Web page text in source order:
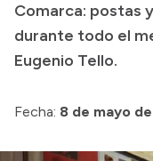
Consulta de
Consulta de pago
Convocatorias
Comarca: postas
durante todo el
Eugenio Tello.
Fecha: 8 de mayo